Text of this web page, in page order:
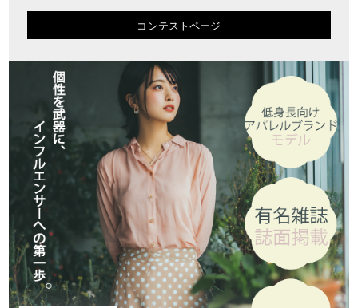
コンテストページ